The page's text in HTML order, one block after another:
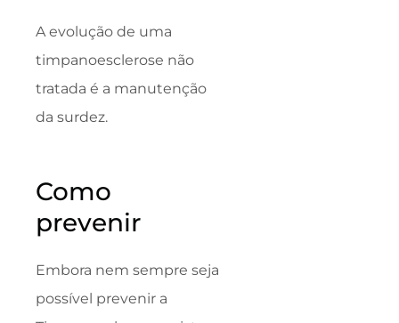
A evolução de uma
timpanoesclerose não
tratada é a manutenção
da surdez.
Como
prevenir
Embora nem sempre seja
possível prevenir a